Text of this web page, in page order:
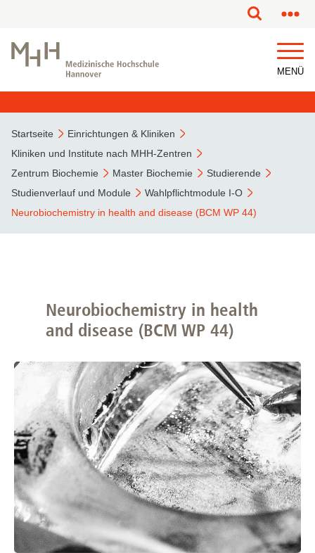
MENÜ
Startseite
Einrichtungen & Kliniken
Kliniken und Institute nach MHH-Zentren
Zentrum Biochemie
Master Biochemie
Studierende
Studienverlauf und Module
Wahlpflichtmodule I-O
Neurobiochemistry in health and disease (BCM WP 44)
Neurobiochemistry in health
and disease (BCM WP 44)